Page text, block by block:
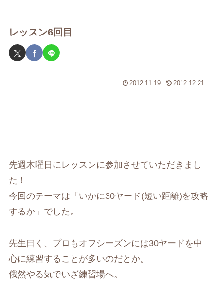
レッスン6回目
2012.11.19 2012.12.21
先週木曜日にレッスンに参加させていただきまし
た！
今回のテーマは「いかに30ヤード(短い距離)を攻略
するか」でした。
先生曰く、プロもオフシーズンには30ヤードを中
心に練習することが多いのだとか。
俄然やる気でいざ練習場へ。